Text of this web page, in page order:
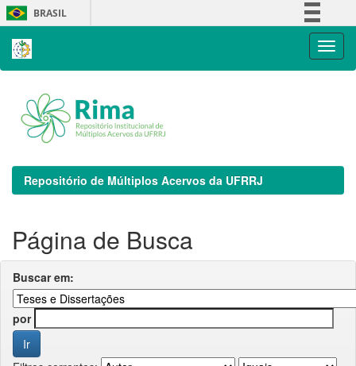
Skip
navigation
BRASIL
Repositório de Múltiplos Acervos da UFRRJ
Página de Busca
Buscar em:
por